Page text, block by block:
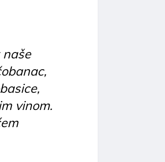
vinom.